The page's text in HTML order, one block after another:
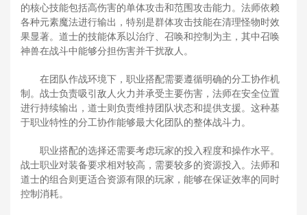
的核心技能包括高伤害的单体攻击和范围攻击能力。法师依赖
各种元素魔法进行输出，特别是群体攻击技能在清理怪物时效
果显著。道士的技能体系以治疗、召唤和控制为主，其中召唤
神兽在战斗中能够分担伤害并干扰敌人。
在团队作战环境下，职业搭配需要遵循明确的分工协作机
制。战士负责吸引敌人火力并承受主要伤害，法师在安全位置
进行持续输出，道士则负责维持团队状态和提供支援。这种基
于职业特性的分工协作能够最大化团队的整体战斗力。
职业搭配的选择还需要考虑玩家的投入程度和操作水平。
战士职业对装备要求相对较高，需要较多的资源投入。法师和
道士的组合则更适合资源有限的玩家，能够在保证效率的同时
控制消耗。